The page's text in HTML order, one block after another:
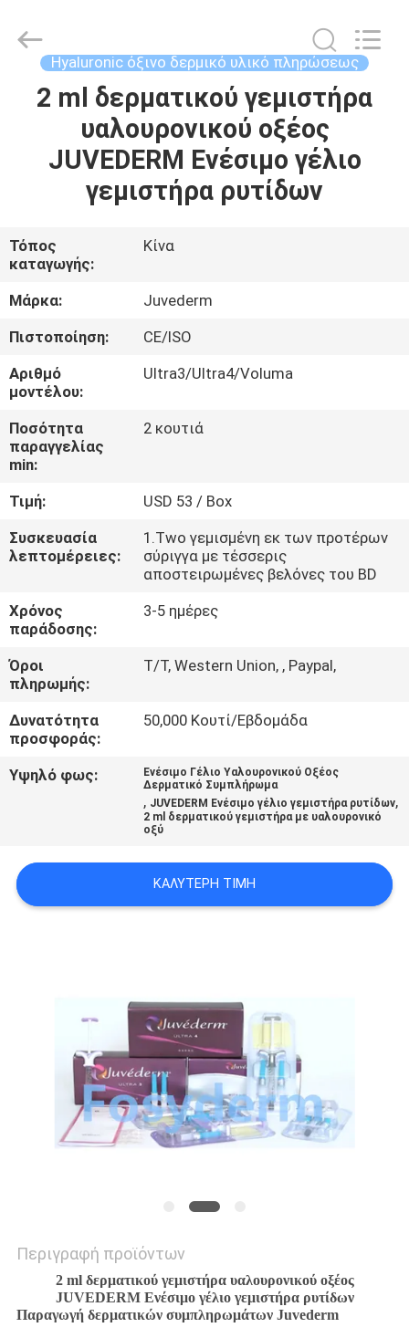
ΣΠΊΤΙ
ΠΡΟΪΌΝΤΑ
ΣΧΕΤΙΚΆ
ΜΕ
ΕΜΆΣ
ΕΠΙΣΚΈΨΕΙΣ
ΣΤΟ
ΕΡΓΟΣΤΆΣΙΟ
ΈΛΕΓΧΟΣ
ΠΟΙΌΤΗΤΑΣ
ΕΠΙΚΟΙΝΩΝΉΣΤΕ
ΜΑΖΊ
ΜΑΣ
ΕΙΔΉΣΕΙΣ
ΥΠΟΘΈΣΕΙΣ
ΖΗΤΉΣΤΕ
SHOPPING
PRIVACY
POLICY
International
Trading
Reserved.
Hyaluronic όξινο δερμικό υλικό πληρώσεως
2 ml δερματικού γεμιστήρα
υαλουρονικού οξέος
JUVEDERM Ενέσιμο γέλιο
γεμιστήρα ρυτίδων
Τόπος
καταγωγής:
Κίνα
Μάρκα:
Juvederm
Πιστοποίηση:
CE/ISO
Αριθμό
μοντέλου:
Ultra3/Ultra4/Voluma
Ποσότητα
παραγγελίας
min:
2 κουτιά
Τιμή:
USD 53 / Box
Συσκευασία
λεπτομέρειες:
1.Two γεμισμένη εκ των προτέρων
σύριγγα με τέσσερις
αποστειρωμένες βελόνες του BD
Χρόνος
παράδοσης:
3-5 ημέρες
Όροι
πληρωμής:
T/T, Western Union, , Paypal,
Δυνατότητα
προσφοράς:
50,000 Κουτί/Εβδομάδα
Υψηλό φως:
Ενέσιμο Γέλιο Υαλουρονικού Οξέος
Δερματικό Συμπλήρωμα
, JUVEDERM Ενέσιμο γέλιο γεμιστήρα ρυτίδων,
2 ml δερματικού γεμιστήρα με υαλουρονικό
οξύ
ΚΑΛΎΤΕΡΗ ΤΙΜΉ
Περιγραφή προϊόντων
2 ml δερματικού γεμιστήρα υαλουρονικού οξέος
JUVEDERM Ενέσιμο γέλιο γεμιστήρα ρυτίδων
Παραγωγή δερματικών συμπληρωμάτων Juvederm